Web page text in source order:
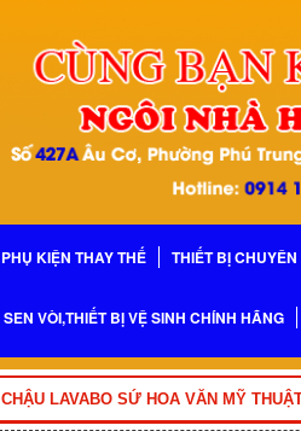
PHỤ KIỆN THAY THẾ THIẾT BỊ
SEN VÒI,THIẾT BỊ VỆ SINH CHÍNH HÃNG
CHẬU LAVABO SỨ HOA VĂN MỸ